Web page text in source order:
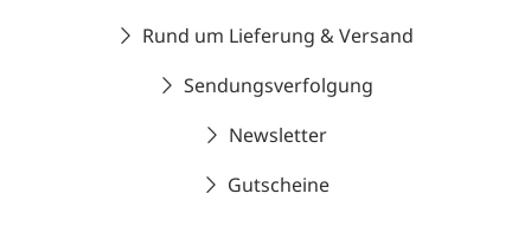
Rund um Lieferung & Versand
Sendungsverfolgung
Newsletter
Gutscheine